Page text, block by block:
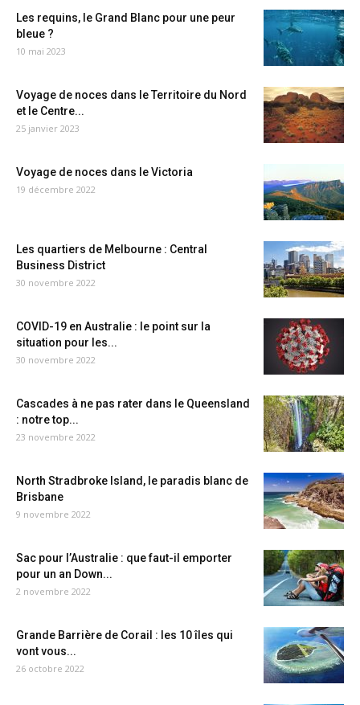
Les requins, le Grand Blanc pour une peur
bleue ?
10 mai 2023
Voyage de noces dans le Territoire du Nord
et le Centre...
25 janvier 2023
Voyage de noces dans le Victoria
19 décembre 2022
Les quartiers de Melbourne : Central
Business District
30 novembre 2022
COVID-19 en Australie : le point sur la
situation pour les...
30 novembre 2022
Cascades à ne pas rater dans le Queensland
: notre top...
23 novembre 2022
North Stradbroke Island, le paradis blanc de
Brisbane
9 novembre 2022
Sac pour l’Australie : que faut-il emporter
pour un an Down...
2 novembre 2022
Grande Barrière de Corail : les 10 îles qui
vont vous...
26 octobre 2022